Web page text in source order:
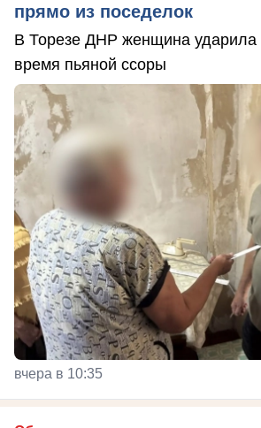
прямо из поседелок
В Торезе ДНР женщина
время пьяной ссоры
вчера в 10:35